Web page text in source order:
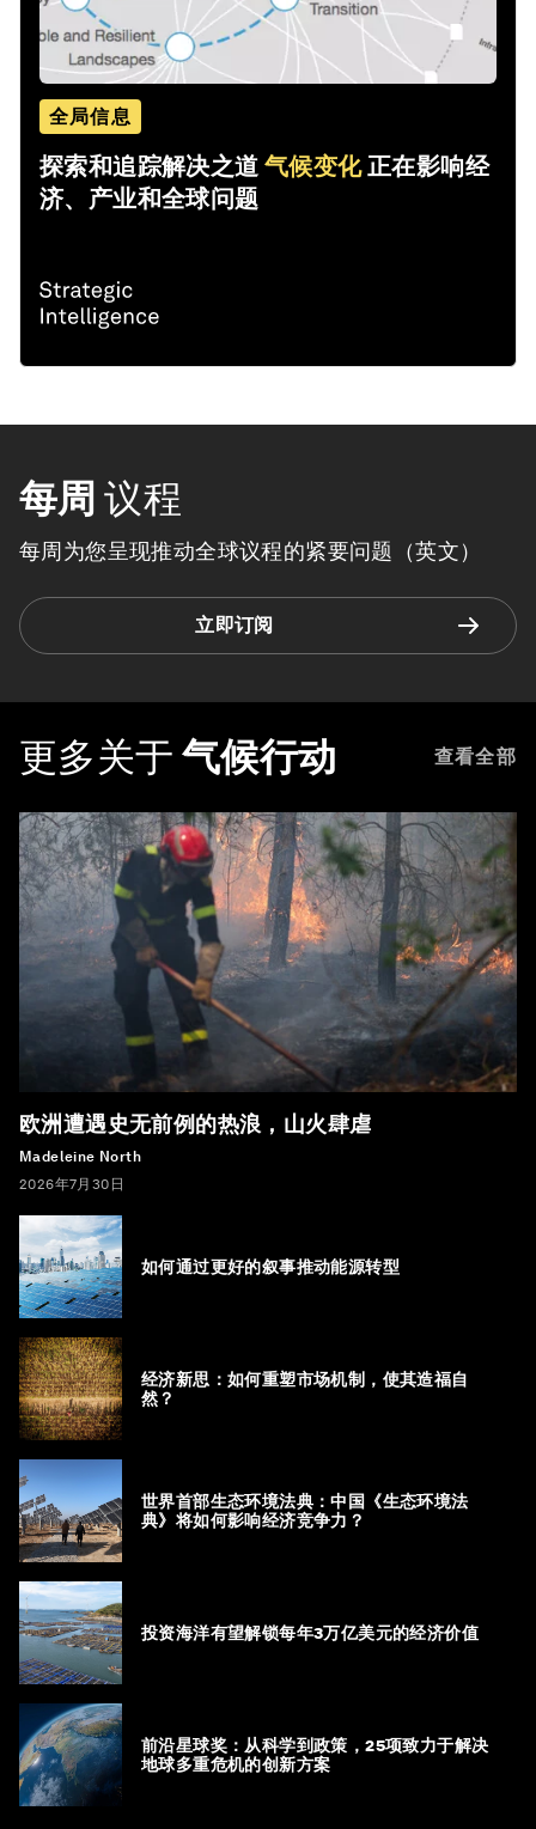
全局信息
探索和追踪解决之道气候变化正在影响经
济、产业和全球问题
每周 议程
每周为您呈现推动全球议程的紧要问题（英文）
立即订阅
更多关于 气候行动 查看全部
欧洲遭遇史无前例的热浪，山火肆虐
Madeleine North
2026年7月30日
如何通过更好的叙事推动能源转型
经济新思：如何重塑市场机制，使其造福自
然？
世界首部生态环境法典：中国《生态环境法
典》将如何影响经济竞争力？
投资海洋有望解锁每年3万亿美元的经济价值
前沿星球奖：从科学到政策，25项致力于解决
地球多重危机的创新方案